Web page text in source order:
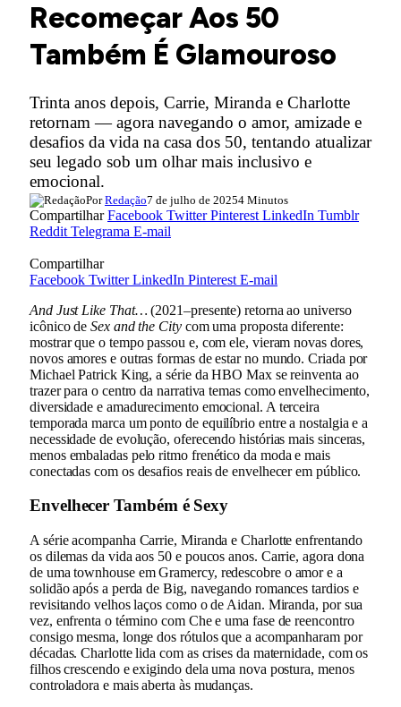
Recomeçar Aos 50
Também É Glamouroso
Trinta anos depois, Carrie, Miranda e Charlotte
retornam — agora navegando o amor, amizade e
desafios da vida na casa dos 50, tentando atualizar
seu legado sob um olhar mais inclusivo e
emocional.
Por Redação7 de julho de 20254 Minutos
CompartilharFacebook Twitter Pinterest LinkedIn Tumblr
Reddit Telegrama E-mail
Compartilhar
Facebook Twitter LinkedIn Pinterest E-mail
And Just Like That… (2021–presente) retorna ao universo
icônico deSex and the Citycom uma proposta diferente:
mostrar que o tempo passou e, com ele, vieram novas dores,
novos amores e outras formas de estar no mundo. Criada por
Michael Patrick King, a série da HBO Max se reinventa ao
trazer para o centro da narrativa temas como envelhecimento,
diversidade e amadurecimento emocional. A terceira
temporada marca um ponto de equilíbrio entre a nostalgia e a
necessidade de evolução, oferecendo histórias mais sinceras,
menos embaladas pelo ritmo frenético da moda e mais
conectadas com os desafios reais de envelhecer em público.
Envelhecer Também é Sexy
A série acompanha Carrie, Miranda e Charlotte enfrentando
os dilemas da vida aos 50 e poucos anos. Carrie, agora dona
de uma townhouse em Gramercy, redescobre o amor e a
solidão após a perda de Big, navegando romances tardios e
revisitando velhos laços como o de Aidan. Miranda, por sua
vez, enfrenta o término com Che e uma fase de reencontro
consigo mesma, longe dos rótulos que a acompanharam por
décadas. Charlotte lida com as crises da maternidade, com os
filhos crescendo e exigindo dela uma nova postura, menos
controladora e mais aberta às mudanças.